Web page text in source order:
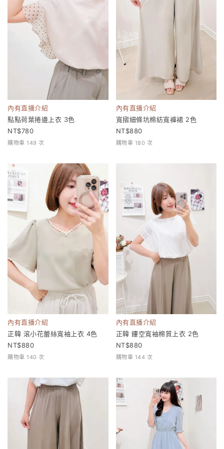
內有直播介紹
點點荷葉捲邊上衣 3色
780
購物車 149 次
內有直播介紹
寬摺細條坑棉紡寬褲裙 2色
880
購物車 180 次
內有直播介紹
正韓 滾小花蕾絲寬袖上衣 4色
880
購物車 140 次
內有直播介紹
正韓 鏤空寬袖棉質上衣 2色
880
購物車 144 次